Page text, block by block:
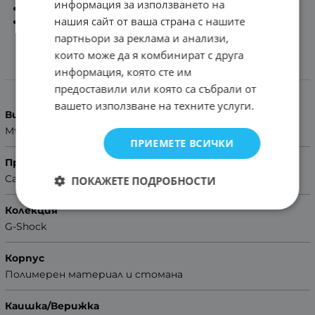
Гаранция:2 Години
БЕЗПЛАТНА ДОСТАВКА
Характеристики
Вид на часовника
Мъжки
Производител
Casio
Колекция
G-Shock
Корпус
Полимерен материал и стомана
Каишка/Верижка
информация за използването на
нашия сайт от ваша страна с нашите
партньори за реклама и анализи,
които може да я комбинират с друга
информация, която сте им
предоставили или която са събрали от
вашето използване на техните услуги.
ПРИЕМЕТЕ ВСИЧКИ
ПОКАЖЕТЕ ПОДРОБНОСТИ